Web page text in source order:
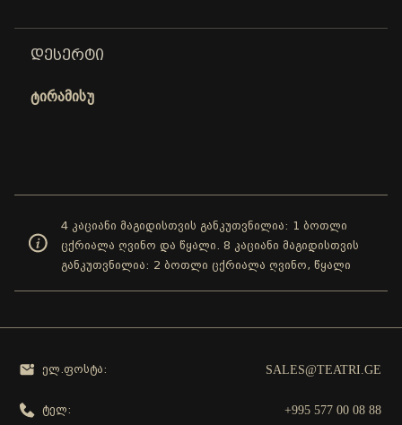
ᲓᲔᲡᲔᲠᲢᲘ
ტირამისუ
4 კაციანი მაგიდისთვის განკუთვნილია: 1 ბოთლი
ცქრიალა ღვინო და წყალი. 8 კაციანი მაგიდისთვის
განკუთვნილია: 2 ბოთლი ცქრიალა ღვინო, წყალი
ელ.ფოსტა: SALES@TEATRI.GE
ტელ: +995 577 00 08 88